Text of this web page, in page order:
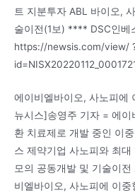
트 지분투자 ABL 바이오,
술이전(1보) **** DSC인베
https://newsis.com/view/
에이비엘바이오, 사노피에
뉴시스]송영주 기자 = 에이
환 치료제로 개발 중인 이
스 제약기업 사노피와 최
모의 공동개발 및 기술이
비엘바이오, 사노피에 이